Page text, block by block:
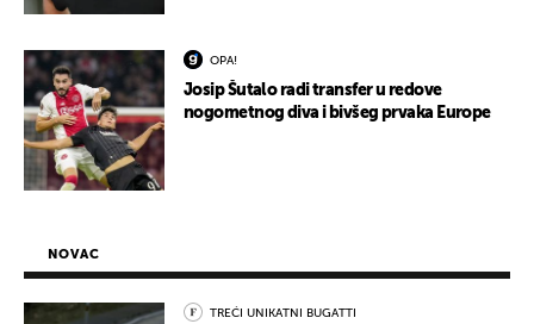
OPA!
Josip Šutalo radi transfer u redove
nogometnog diva i bivšeg prvaka Europe
NOVAC
TREĆI UNIKATNI BUGATTI